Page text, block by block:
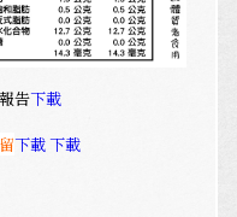
告下載
下載下載